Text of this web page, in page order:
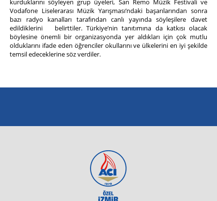
kurduklarını söyleyen grup üyeleri, San Remo Müzik Festivali ve
Vodafone Liselerarası Müzik Yarışması’ndaki başarılarından sonra
bazı radyo kanalları tarafından canlı yayında söyleşilere davet
edildiklerini belirttiler. Türkiye’nin tanıtımına da katkısı olacak
böylesine önemli bir organizasyonda yer aldıkları için çok mutlu
olduklarını ifade eden öğrenciler okullarını ve ülkelerini en iyi şekilde
temsil edeceklerine söz verdiler.